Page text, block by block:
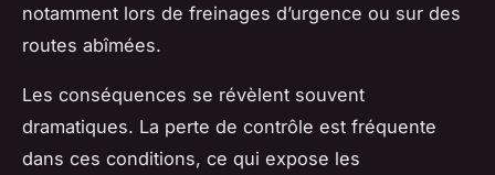
notamment lors de freinages d’urgence ou sur des
routes abîmées.
Les conséquences se révèlent souvent
dramatiques. La perte de contrôle est fréquente
dans ces conditions, ce qui expose les